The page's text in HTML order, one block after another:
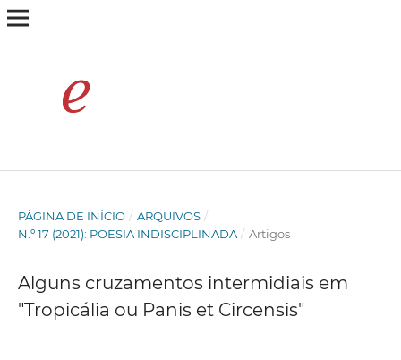
PÁGINA DE INÍCIO / ARQUIVOS /
N.º 17 (2021): POESIA INDISCIPLINADA / Artigos
Alguns cruzamentos intermidiais em
"Tropicália ou Panis et Circensis"